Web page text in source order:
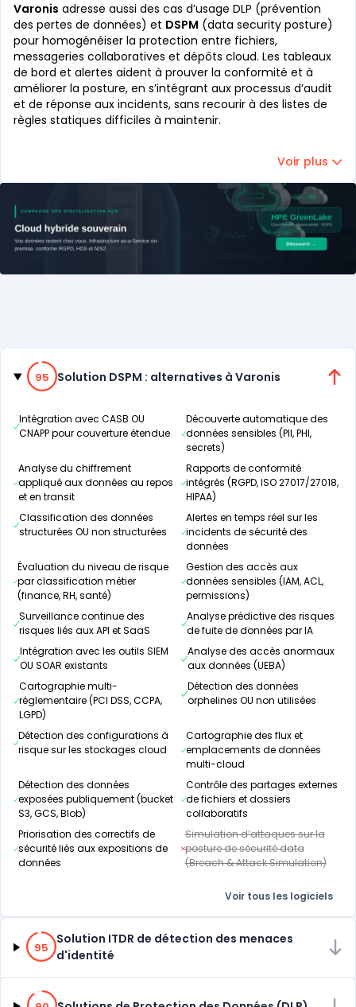
Varonis adresse aussi des cas d’usage DLP (prévention
des pertes de données) et DSPM (data security posture)
pour homogénéiser la protection entre fichiers,
messageries collaboratives et dépôts cloud. Les tableaux
de bord et alertes aident à prouver la conformité et à
améliorer la posture, en s’intégrant aux processus d’audit
et de réponse aux incidents, sans recourir à des listes de
règles statiques difficiles à maintenir.
Voir plus
Catégories
95% de compatibilité
95 Solution DSPM : alternatives à Varonis
Intégration avec CASB OU
CNAPP pour couverture étendue
Découverte automatique des
données sensibles (PII, PHI,
secrets)
Analyse du chiffrement
appliqué aux données au repos
et en transit
Rapports de conformité
intégrés (RGPD, ISO 27017/27018,
HIPAA)
Classification des données
structurées OU non structurées
Alertes en temps réel sur les
incidents de sécurité des
données
Évaluation du niveau de risque
par classification métier
(finance, RH, santé)
Gestion des accès aux
données sensibles (IAM, ACL,
permissions)
Surveillance continue des
risques liés aux API et SaaS
Analyse prédictive des risques
de fuite de données par IA
Intégration avec les outils SIEM
OU SOAR existants
Analyse des accès anormaux
aux données (UEBA)
Cartographie multi-
réglementaire (PCI DSS, CCPA,
LGPD)
Détection des données
orphelines OU non utilisées
Détection des configurations à
risque sur les stockages cloud
Cartographie des flux et
emplacements de données
multi-cloud
Détection des données
exposées publiquement (bucket
S3, GCS, Blob)
Contrôle des partages externes
de fichiers et dossiers
collaboratifs
Priorisation des correctifs de
sécurité liés aux expositions de
données
Simulation d’attaques sur la
posture de sécurité data
(Breach & Attack Simulation)
Voir tous les logiciels
95% de compatibilité
95
Solution ITDR de détection des menaces
d'identité
90% de compatibilité